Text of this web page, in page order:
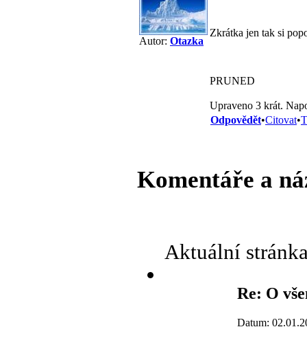
Autor: Otazka
Zkrátka jen tak si
PRUNED
Upraveno 3 krát.
Odpovědět•Citovat•
Komentáře a
Aktuální
Re: O
Datum: